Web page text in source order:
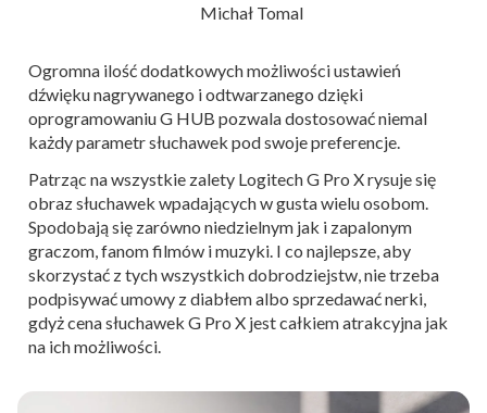
Michał Tomal
Ogromna ilość dodatkowych możliwości ustawień
dźwięku nagrywanego i odtwarzanego dzięki
oprogramowaniu G HUB pozwala dostosować niemal
każdy parametr słuchawek pod swoje preferencje.
Patrząc na wszystkie zalety Logitech G Pro X rysuje się
obraz słuchawek wpadających w gusta wielu osobom.
Spodobają się zarówno niedzielnym jak i zapalonym
graczom, fanom filmów i muzyki. I co najlepsze, aby
skorzystać z tych wszystkich dobrodziejstw, nie trzeba
podpisywać umowy z diabłem albo sprzedawać nerki,
gdyż cena słuchawek G Pro X jest całkiem atrakcyjna jak
na ich możliwości.